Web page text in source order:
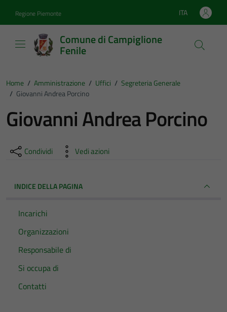
Regione Piemonte Lingua attiva:
ITA
Comune di Campiglione
Fenile
Home / Amministrazione / Uffici / Segreteria Generale
/ Giovanni Andrea Porcino
Giovanni Andrea Porcino
Condividi Vedi azioni
INDICE DELLA PAGINA
Incarichi
Organizzazioni
Responsabile di
Si occupa di
Contatti